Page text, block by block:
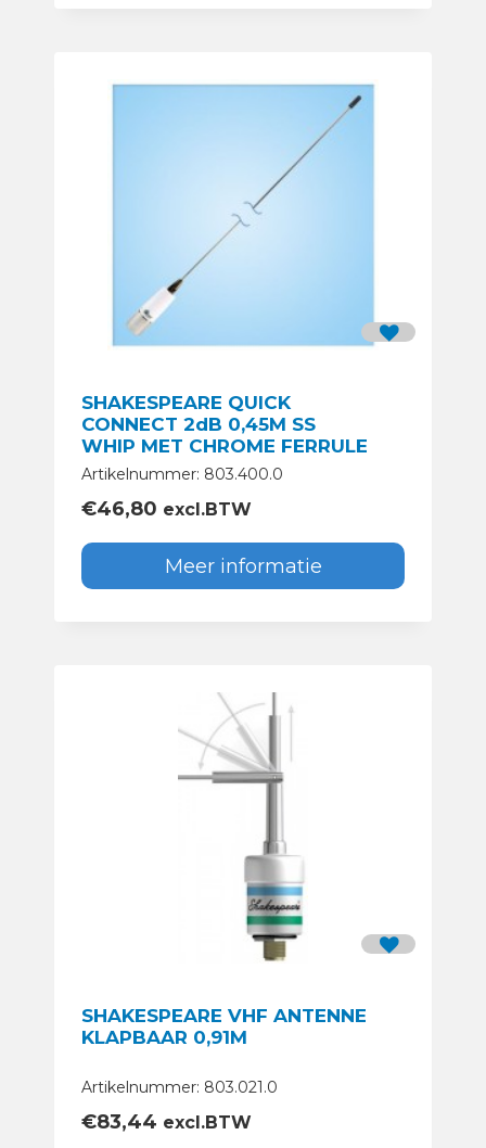
SHAKESPEARE QUICK
CONNECT 2dB 0,45M SS
WHIP MET CHROME FERRULE
Artikelnummer: 803.400.0
€46,80 excl.BTW
Meer informatie
SHAKESPEARE VHF ANTENNE
KLAPBAAR 0,91M
Artikelnummer: 803.021.0
€83,44 excl.BTW